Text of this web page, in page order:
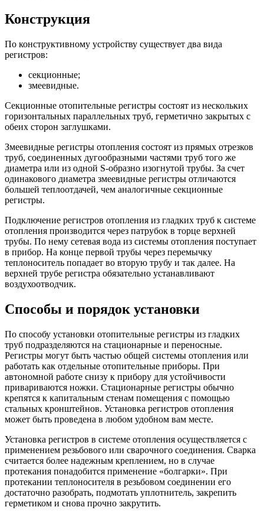
Конструкция
По конструктивному устройству существует два вида
регистров:
секционные;
змеевидные.
Секционные отопительные регистры состоят из нескольких
горизонтальных параллельных труб, герметично закрытых с
обеих сторон заглушками.
Змеевидные регистры отопления состоят из прямых отрезков
труб, соединенных дугообразными частями труб того же
диаметра или из одной S-образно изогнутой трубы. За счет
одинакового диаметра змеевидные регистры отличаются
большей теплоотдачей, чем аналогичные секционные
регистры.
Подключение регистров отопления из гладких труб к системе
отопления производится через патрубок в торце верхней
трубы. По нему сетевая вода из системы отопления поступает
в прибор. На конце первой трубы через перемычку
теплоноситель попадает во вторую трубу и так далее. На
верхней трубе регистра обязательно устанавливают
воздухоотводчик.
Способы и порядок установки
По способу установки отопительные регистры из гладких
труб подразделяются на стационарные и переносные.
Регистры могут быть частью общей системы отопления или
работать как отдельные отопительные приборы. При
автономной работе снизу к прибору для устойчивости
привариваются ножки. Стационарные регистры обычно
крепятся к капитальным стенам помещения с помощью
стальных кронштейнов. Установка регистров отопления
может быть проведена в любом удобном вам месте.
Установка регистров в системе отопления осуществляется с
применением резьбового или сварочного соединения. Сварка
считается более надежным креплением, но в случае
протекания понадобится применение «болгарки». При
протекании теплоносителя в резьбовом соединении его
достаточно разобрать, подмотать уплотнитель, закрепить
герметиком и снова прочно закрутить.